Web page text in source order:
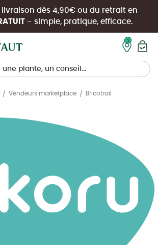
livraison dès 4,90€ ou du retrait en
– simple, pratique, efficace.
Vendeurs marketplace Bricotrail